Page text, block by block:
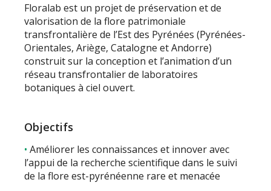
Floralab est un projet de préservation et de
valorisation de la flore patrimoniale
transfrontalière de l’Est des Pyrénées (Pyrénées-
Orientales, Ariège, Catalogne et Andorre)
construit sur la conception et l’animation d’un
réseau transfrontalier de laboratoires
botaniques à ciel ouvert.
Objectifs
Améliorer les connaissances et innover avec
l’appui de la recherche scientifique dans le suivi
de la flore est-pyrénéenne rare et menacée